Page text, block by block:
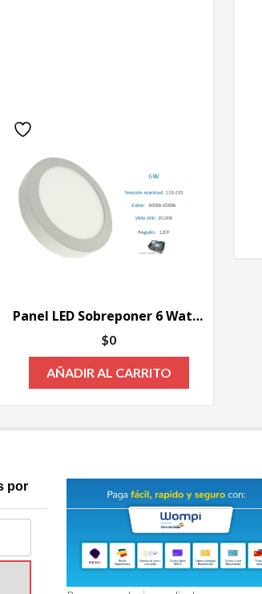
Panel LED Sobreponer 6 Watts
$0
AÑADIR AL CARRITO
por